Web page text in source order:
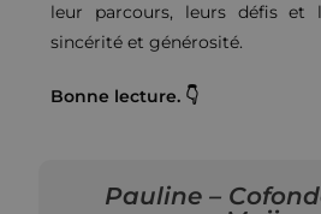
leur parcours, leurs défis et
sincérité et générosité.
Bonne lecture. 👇
Pauline –